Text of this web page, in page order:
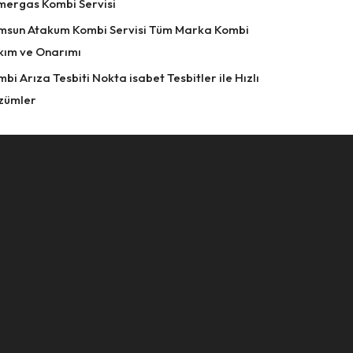
Kombi Servisi
Atakum Kombi Servisi Tüm Marka Kombi
ve Onarımı
Arıza Tesbiti Nokta isabet Tesbitler ile Hızlı